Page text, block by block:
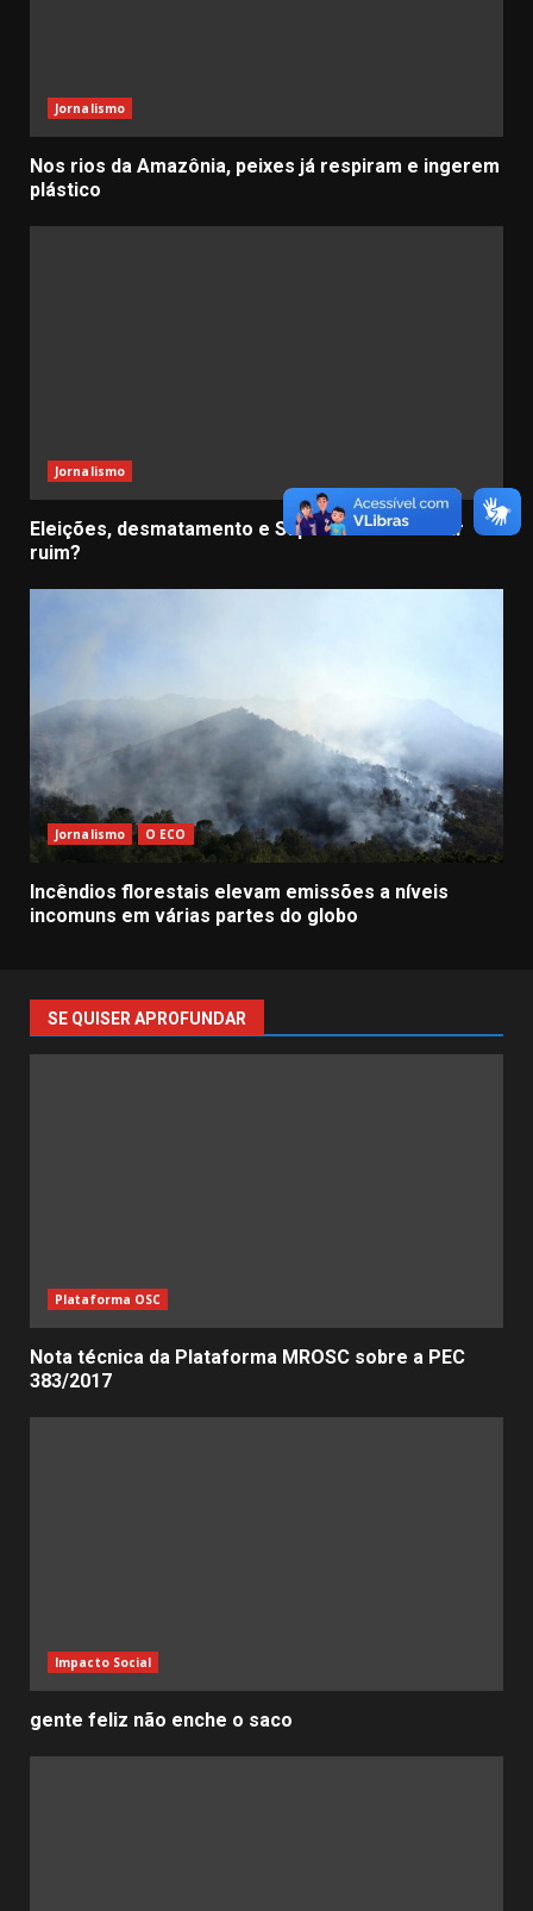
Jornalismo
Nos rios da Amazônia, peixes já respiram e ingerem
plástico
Jornalismo
Eleições, desmatamento e Super El Niño: vai dar
ruim?
Jornalismo O ECO
Incêndios florestais elevam emissões a níveis
incomuns em várias partes do globo
SE QUISER APROFUNDAR
Plataforma OSC
Nota técnica da Plataforma MROSC sobre a PEC
383/2017
Impacto Social
gente feliz não enche o saco